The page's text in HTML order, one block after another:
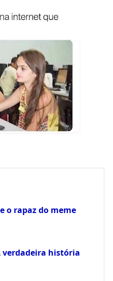
o rapaz do meme
verdadeira história